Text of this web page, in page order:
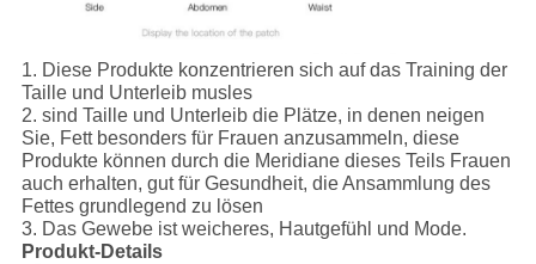
1. Diese Produkte konzentrieren sich auf das Training der
Taille und Unterleib musles
2. sind Taille und Unterleib die Plätze, in denen neigen
Sie, Fett besonders für Frauen anzusammeln, diese
Produkte können durch die Meridiane dieses Teils Frauen
auch erhalten, gut für Gesundheit, die Ansammlung des
Fettes grundlegend zu lösen
3. Das Gewebe ist weicheres, Hautgefühl und Mode.
Produkt-Details